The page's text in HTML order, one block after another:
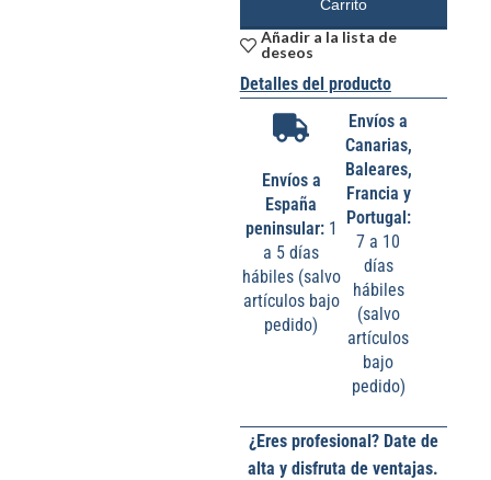
Carrito
Añadir a la lista de
deseos
Detalles del producto
Envíos a
España
peninsular:1
a 5 días
hábiles (salvo
artículos bajo
pedido)
Envíos a
Canarias,
Baleares,
Francia y
Portugal:
7 a 10
días
hábiles
(salvo
artículos
bajo
pedido)
¿Eres profesional? Date de
alta y disfruta de ventajas.